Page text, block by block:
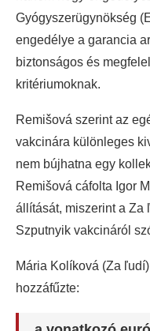
Gyógyszerügynökség
engedélye a garancia
biztonságos és
kritériumoknak.
Remišová szerint az
vakcinára különleges
nem bújhatna egy
Remišová cáfolta Igor
állítását, miszerint a Za
Szputnyik vakcináról
Mária Kolíková (Za
hozzáfűzte: